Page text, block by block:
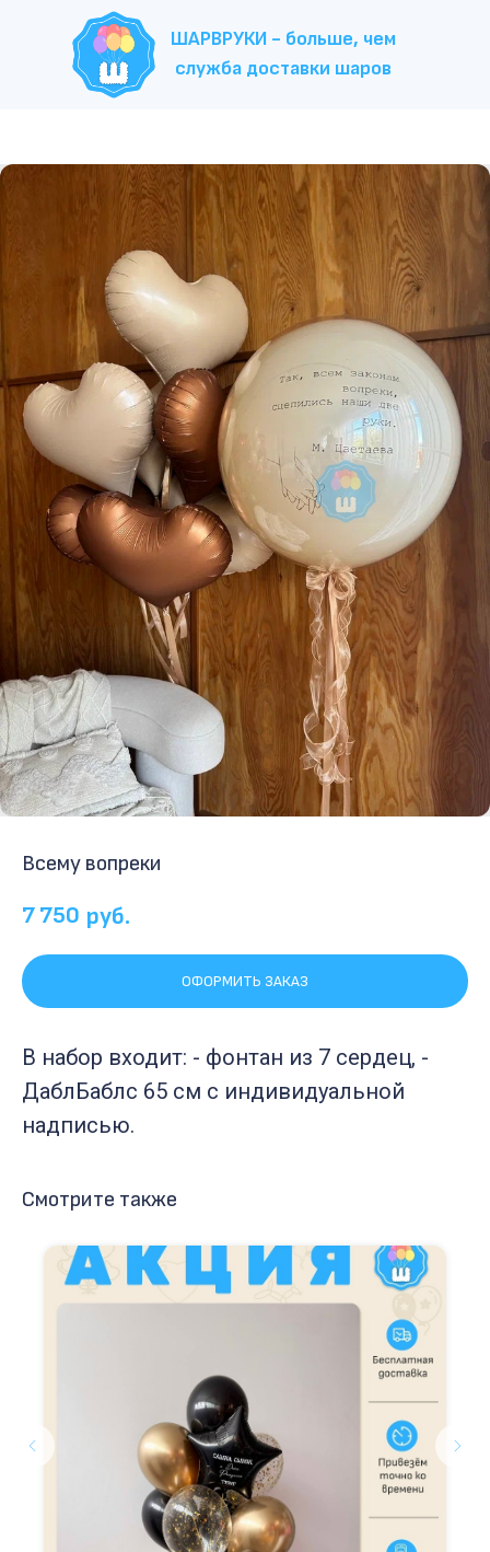
ШАРВРУКИ - больше, чем
служба доставки шаров
Всему вопреки
7 750 руб.
ОФОРМИТЬ ЗАКАЗ
В набор входит: - фонтан из 7 сердец, -
ДаблБаблс 65 см с индивидуальной
надписью.
Смотрите также